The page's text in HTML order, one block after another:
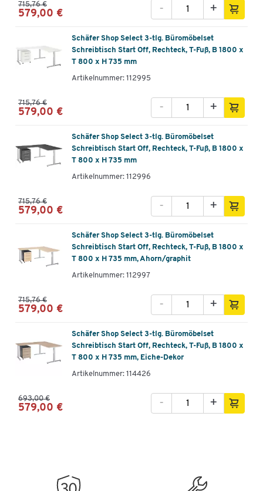
715,76 €
579,00 € +
-
Schäfer Shop Select 3-tlg. Büromöbelset
Schreibtisch Start Off, Rechteck, T-Fuß, B 1800 x
T 800 x H 735 mm
Artikelnummer: 112995
715,76 €
579,00 € +
-
Schäfer Shop Select 3-tlg. Büromöbelset
Schreibtisch Start Off, Rechteck, T-Fuß, B 1800 x
T 800 x H 735 mm
Artikelnummer: 112996
715,76 €
579,00 € +
-
Schäfer Shop Select 3-tlg. Büromöbelset
Schreibtisch Start Off, Rechteck, T-Fuß, B 1800 x
T 800 x H 735 mm, Ahorn/graphit
Artikelnummer: 112997
715,76 €
579,00 € +
-
Schäfer Shop Select 3-tlg. Büromöbelset
Schreibtisch Start Off, Rechteck, T-Fuß, B 1800 x
T 800 x H 735 mm, Eiche-Dekor
Artikelnummer: 114426
693,00 €
579,00 € +
-